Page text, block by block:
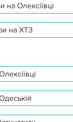
на Олексіївці
на ХТЗ